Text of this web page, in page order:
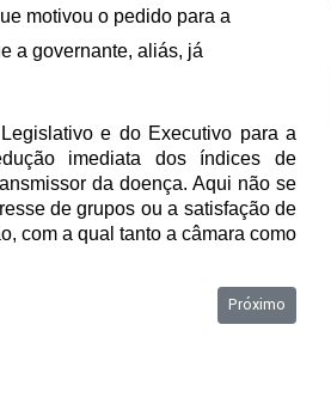
motivou o pedido para a
a governante, aliás, já
e do Executivo para a
imediata dos índices de
da doença. Aqui não se
de grupos ou a satisfação de
com a qual tanto a câmara como
Próximo artigo:
Próximo